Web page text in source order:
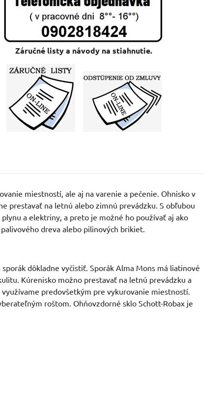
Záručné listy a návody na stiahnutie.
miestností, ale aj na varenie a pečenie. Ohnisko v
prestavať na letnú alebo zimnú prevádzku. S obľubou
a elektriny, a preto je možné ho používať aj ako
dreva alebo pilinových brikiet.
dôkladne vyčistiť. Sporák Alma Mons má liatinové
Kúrenisko možno prestavať na letnú prevádzku a
predovšetkým pre vykurovanie miestností.
roštom. Ohňovzdorné sklo Schott-Robax je